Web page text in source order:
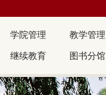
学院管理 教学管理
继续教育 图书分馆